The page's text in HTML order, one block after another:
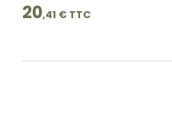
20,41 € TTC